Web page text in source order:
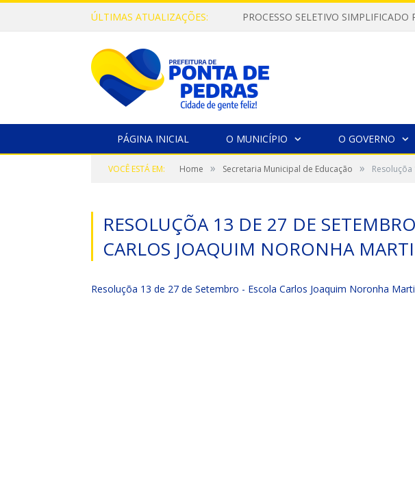
ÚLTIMAS ATUALIZAÇÕES: PROCESSO SELETIVO
PÁGINA INICIAL O MUNICÍPIO O GOVERNO
VOCÊ ESTÁ EM: Home » Secretaria Municipal de Educação »
RESOLUÇÕA 13 DE 27 DE
CARLOS JOAQUIM NORONHA
Resoluçõa 13 de 27 de Setembro - Escola Carlos Joaquim Noronha